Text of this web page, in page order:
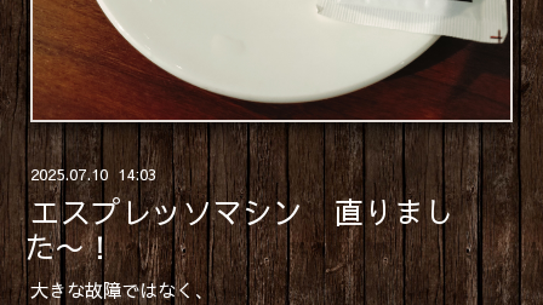
2025.07.10 14:03
エスプレッソマシン 直りまし
た〜！
大きな故障ではなく、